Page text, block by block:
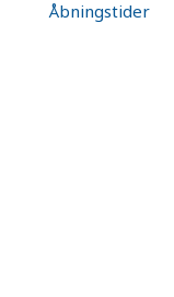
Åbningstider